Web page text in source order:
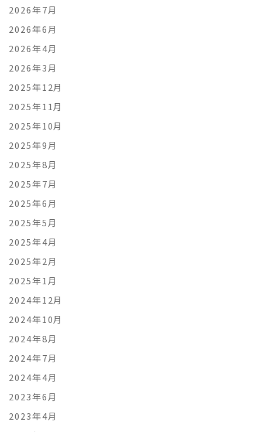
2026年7月
2026年6月
2026年4月
2026年3月
2025年12月
2025年11月
2025年10月
2025年9月
2025年8月
2025年7月
2025年6月
2025年5月
2025年4月
2025年2月
2025年1月
2024年12月
2024年10月
2024年8月
2024年7月
2024年4月
2023年6月
2023年4月